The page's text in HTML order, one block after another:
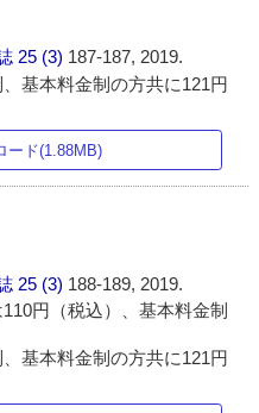
25 (3) 187-187, 2019.
基本料金制の方共に121円
ード(1.88MB)
25 (3) 188-189, 2019.
円（税込）、基本料金制
基本料金制の方共に121円